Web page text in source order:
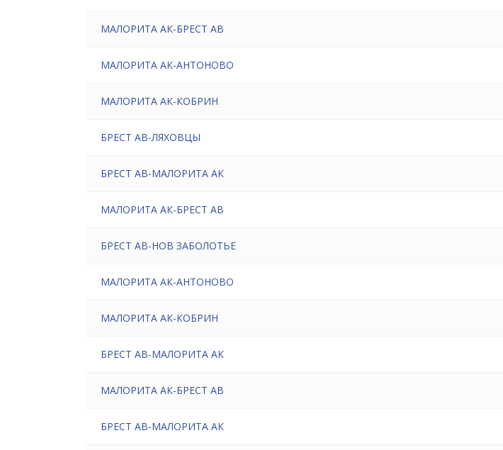
МАЛОРИТА АК-БРЕСТ АВ
МАЛОРИТА АК-АНТОНОВО
МАЛОРИТА АК-КОБРИН
БРЕСТ АВ-ЛЯХОВЦЫ
БРЕСТ АВ-МАЛОРИТА АК
МАЛОРИТА АК-БРЕСТ АВ
БРЕСТ АВ-НОВ ЗАБОЛОТЬЕ
МАЛОРИТА АК-АНТОНОВО
МАЛОРИТА АК-КОБРИН
БРЕСТ АВ-МАЛОРИТА АК
МАЛОРИТА АК-БРЕСТ АВ
БРЕСТ АВ-МАЛОРИТА АК